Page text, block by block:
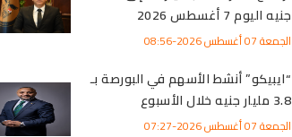
جنيه اليوم 7 أغسطس 2026
الجمعة 07 أغسطس 2026-08:56
“ايبيكو” أنشط الأسهم في البورصة بـ
3.8 مليار جنيه خلال الأسبوع
الجمعة 07 أغسطس 2026-07:27